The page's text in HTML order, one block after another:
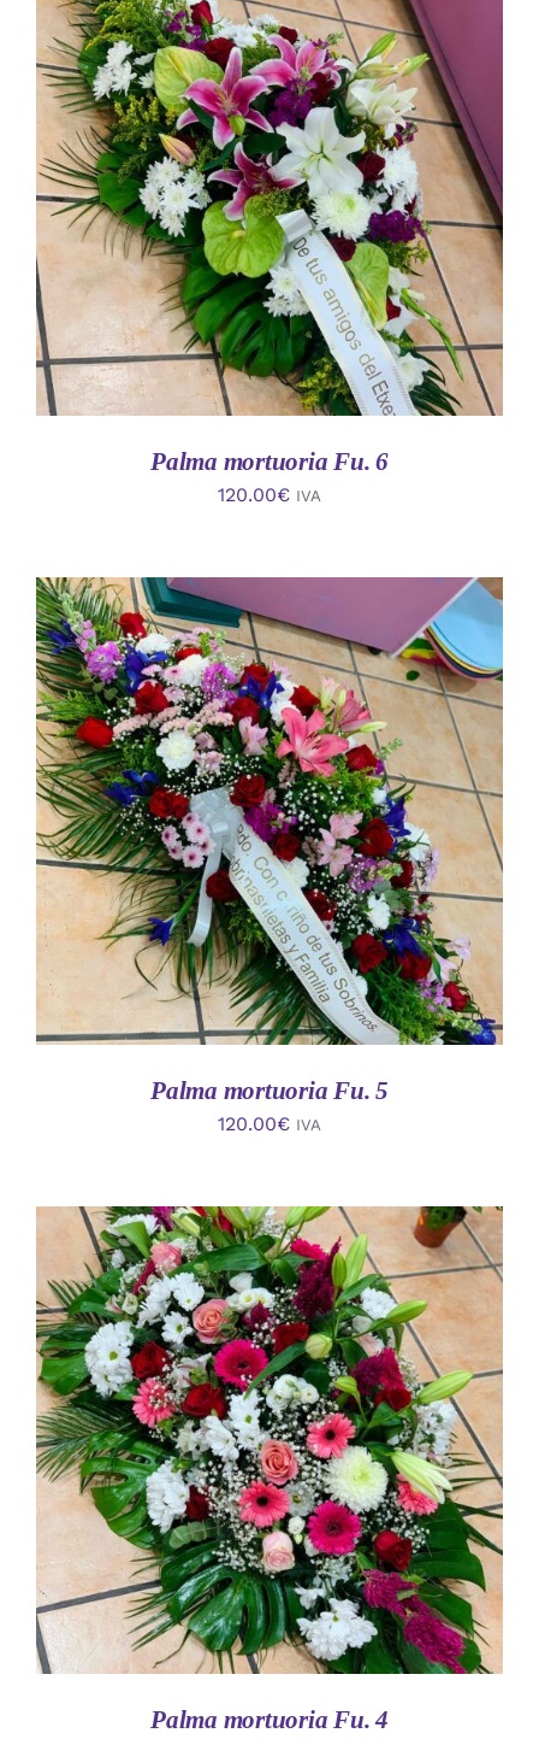
AÑADIR AL CARRITO
/
DETALLES
Palma mortuoria Fu. 6
120.00€ IVA
AÑADIR AL CARRITO
/
DETALLES
Palma mortuoria Fu. 5
120.00€ IVA
AÑADIR AL CARRITO
/
DETALLES
Palma mortuoria Fu. 4